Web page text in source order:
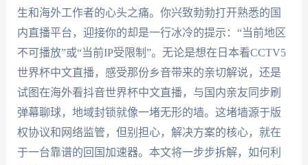
生和海外工作者的心头之痛。你兴致勃勃打开熟悉的国
内直播平台，迎接你的却是一行冰冷的提示：“当前地区
不可播放”或“当前IP受限制”。无论是想在日本看CCTV5
世界杯中文直播，感受那份乡音带来的亲切解说，还是
试图在海外看抖音世界杯中文直播，与国内亲友同步刷
弹幕聊球，地域封锁就像一堵无形的墙。这堵墙源于版
权协议和网络监管，但别担心，解决方案的核心，就在
于一台靠谱的回国加速器。本文将一步步拆解，如何利